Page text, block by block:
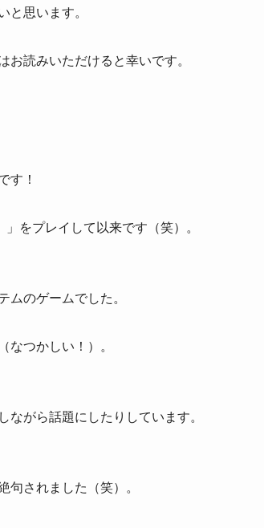
と思います。
お読みいただけると幸いです。
す！
をプレイして以来です（笑）。
のゲームでした。
なつかしい！）。
がら話題にしたりしています。
されました（笑）。